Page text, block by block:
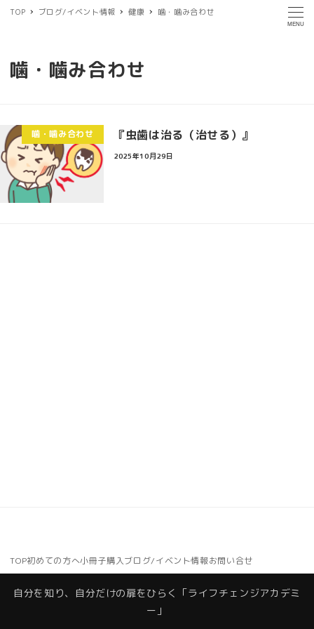
MENU
TOP ブログ/イベント情報 健康 噛・噛み合わせ
噛・噛み合わせ
噛・噛み合わせ 『虫歯は治る（治せる）』
2025年10月29日
TOP初めての方へ小冊子購入ブログ/イベント情報お問い合せ
自分を知り、自分だけの扉をひらく「ライフチェンジアカデミ
ー」